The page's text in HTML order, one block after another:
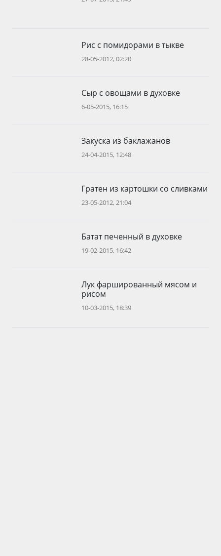
Рис с помидорами в тыкве
28-05-2012, 02:20
Сыр с овощами в духовке
6-05-2015, 16:15
Закуска из баклажанов
24-04-2015, 12:48
Гратен из картошки со сливками
23-05-2012, 21:04
Батат печенный в духовке
19-02-2015, 16:42
Лук фаршированный мясом и
рисом
10-03-2015, 18:39